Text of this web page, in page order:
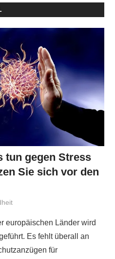
tun gegen Stress
Sie sich vor den
europäischen Länder wird
Es fehlt überall an
für